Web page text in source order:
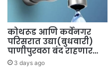
कोथरूड आणि कर्वेनगर
परिसरात उद्या(बुधवारी)
पाणीपुरवठा बंद राहणार…
3 days ago